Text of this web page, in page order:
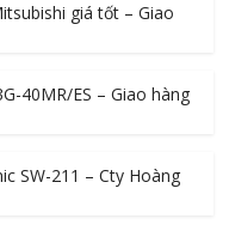
giá tốt – Giao
40MR/ES – Giao hàng
SW-211 – Cty Hoàng